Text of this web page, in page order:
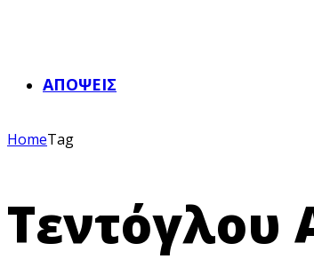
ΑΠΌΨΕΙΣ
HomeTag
Τεντόγλου